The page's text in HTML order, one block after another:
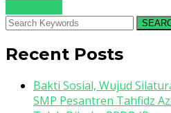
Recent Posts
Bakti Sosial, Wujud
SMP Pesantren Tahfidz